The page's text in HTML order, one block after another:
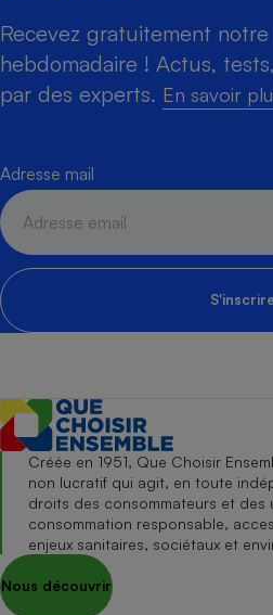
Recevez gratuitement
hebdomadaire ! Actus,
par des experts. En savoir
Adresse mail
Créée en 1951, Que Choisir
non lucratif qui agit, en toute
droits des consommateurs et des
consommation responsable,
enjeux sanitaires, sociétaux et
Nous découvrir